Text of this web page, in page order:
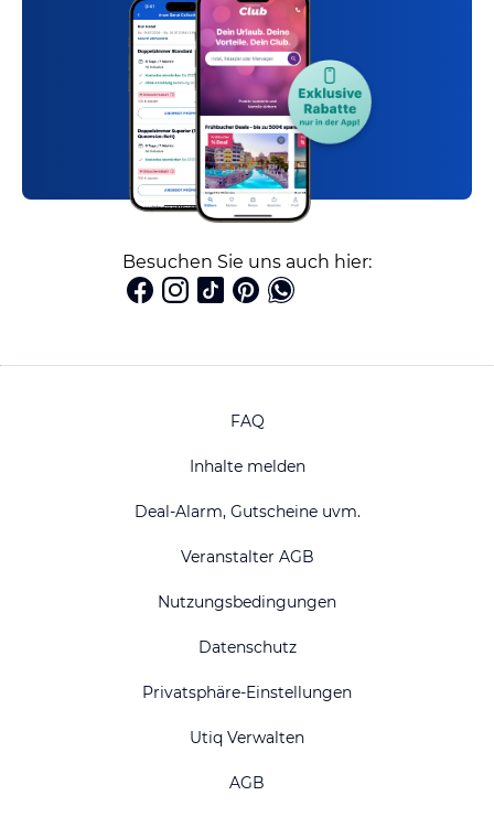
Besuchen Sie uns auch hier:
FAQ
Inhalte melden
Deal-Alarm, Gutscheine uvm.
Veranstalter AGB
Nutzungsbedingungen
Datenschutz
Privatsphäre-Einstellungen
Utiq Verwalten
AGB